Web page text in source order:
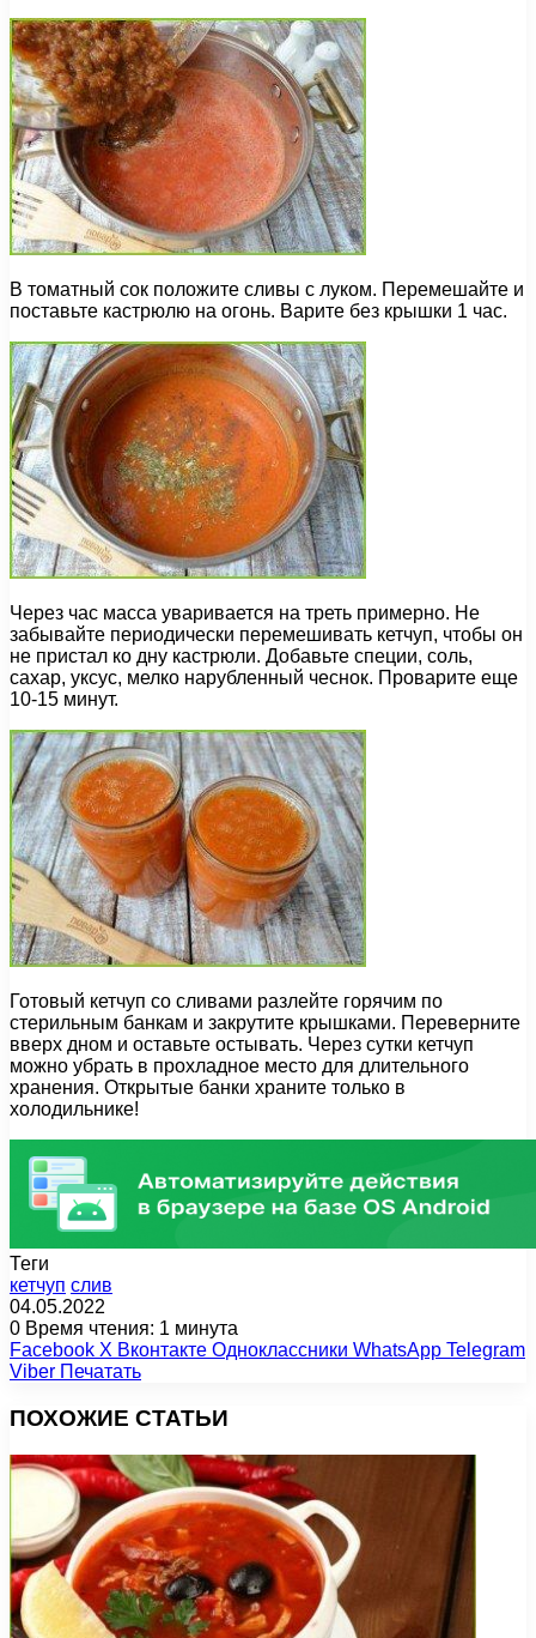
В томатный сок положите сливы с луком. Перемешайте и
поставьте кастрюлю на огонь. Варите без крышки 1 час.
Через час масса уваривается на треть примерно. Не
забывайте периодически перемешивать кетчуп, чтобы он
не пристал ко дну кастрюли. Добавьте специи, соль,
сахар, уксус, мелко нарубленный чеснок. Проварите еще
10-15 минут.
Готовый кетчуп со сливами разлейте горячим по
стерильным банкам и закрутите крышками. Переверните
вверх дном и оставьте остывать. Через сутки кетчуп
можно убрать в прохладное место для длительного
хранения. Открытые банки храните только в
холодильнике!
Теги
кетчуп слив
04.05.2022
0 Время чтения: 1 минута
Facebook X Вконтакте Одноклассники WhatsApp Telegram
Viber Печатать
ПОХОЖИЕ СТАТЬИ